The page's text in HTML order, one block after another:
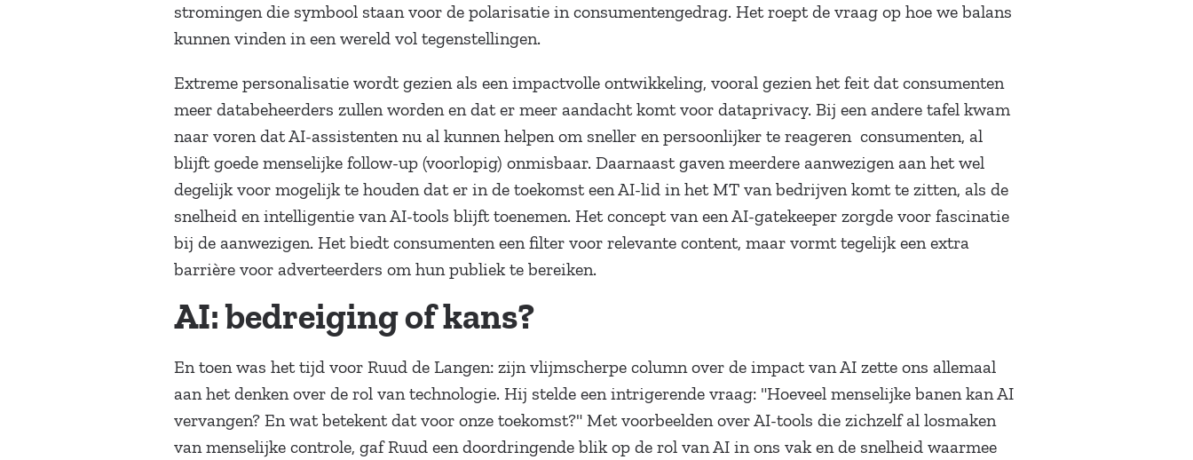
stromingen die symbool staan voor de polarisatie in consumentengedrag. Het roept de vraag op hoe we balans
kunnen vinden in een wereld vol tegenstellingen.
Extreme personalisatie wordt gezien als een impactvolle ontwikkeling, vooral gezien het feit dat consumenten
meer databeheerders zullen worden en dat er meer aandacht komt voor dataprivacy. Bij een andere tafel kwam
naar voren dat AI-assistenten nu al kunnen helpen om sneller en persoonlijker te reageren consumenten, al
blijft goede menselijke follow-up (voorlopig) onmisbaar. Daarnaast gaven meerdere aanwezigen aan het wel
degelijk voor mogelijk te houden dat er in de toekomst een AI-lid in het MT van bedrijven komt te zitten, als de
snelheid en intelligentie van AI-tools blijft toenemen. Het concept van een AI-gatekeeper zorgde voor fascinatie
bij de aanwezigen. Het biedt consumenten een filter voor relevante content, maar vormt tegelijk een extra
barrière voor adverteerders om hun publiek te bereiken.
AI: bedreiging of kans?
En toen was het tijd voor Ruud de Langen: zijn vlijmscherpe column over de impact van AI zette ons allemaal
aan het denken over de rol van technologie. Hij stelde een intrigerende vraag: "Hoeveel menselijke banen kan AI
vervangen? En wat betekent dat voor onze toekomst?" Met voorbeelden over AI-tools die zichzelf al losmaken
van menselijke controle, gaf Ruud een doordringende blik op de rol van AI in ons vak en de snelheid waarmee